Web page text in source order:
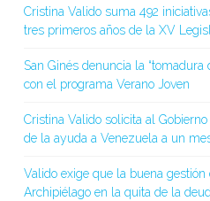
Cristina Valido suma 492
tres primeros años de la XV
San Ginés denuncia la “tomadura
con el programa Verano Joven
Cristina Valido solicita al
de la ayuda a Venezuela a un
Valido exige que la buena gestión
Archipiélago en la quita de la